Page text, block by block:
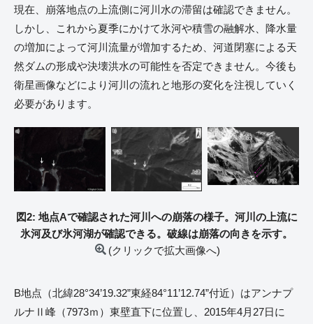
現在、崩落地点の上流側に河川水の滞留は確認できません。
しかし、これから夏季にかけて氷河や積雪の融解水、降水量
の増加によって河川流量が増加するため、河道閉塞による天
然ダムの形成や決壊洪水の可能性を否定できません。今後も
衛星画像などにより河川の流れと地形の変化を注視していく
必要があります。
図2: 地点Aで確認された河川への崩落の様子。河川の上流に
氷河及び氷河湖が確認できる。破線は崩落の向きを示す。
(クリックで拡大画像へ)
B地点（北緯28°34’19.32”東経84°11’12.74”付近）はアンナプ
ルナⅡ峰（7973ｍ）東壁直下に位置し、2015年4月27日に